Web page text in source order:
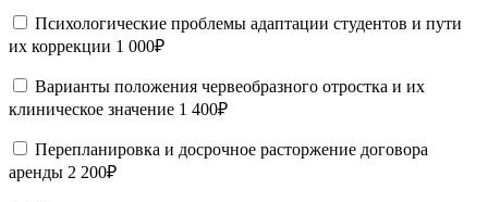
Психологические проблемы адаптации студентов и пути
их коррекции 1 000₽
Варианты положения червеобразного отростка и их
клиническое значение 1 400₽
Перепланировка и досрочное расторжение договора
аренды 2 200₽